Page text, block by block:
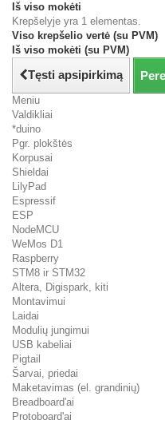
Iš viso mokėti
Krepšelyje yra 1 elementas.
Viso krepšelio vertė (su PVM)
Iš viso mokėti (su PVM)
Tęsti apsipirkimą
Meniu
Valdikliai
*duino
Pgr. plokštės
Korpusai
Shieldai
LilyPad
Espressif
ESP
NodeMCU
WeMos D1
Raspberry
STM8 ir STM32
Altera, Digispark, kiti
Montavimui
Laidai
Modulių jungimui
USB kabeliai
Pigtail
Šarvai, priedai
Maketavimas (el. grandinių)
Breadboard'ai
Protoboard'ai